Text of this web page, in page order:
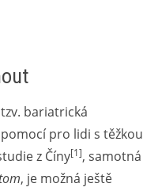
bariatrická
pro lidi s těžkou
z Číny[1], samotná
, je možná ještě